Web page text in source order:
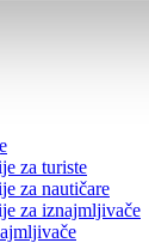
za turiste
za nautičare
za iznajmljivače